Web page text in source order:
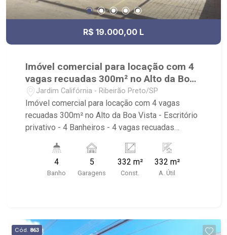
R$ 19.000,00 L
Imóvel comercial para locação com 4
vagas recuadas 300m² no Alto da Boa
Vista
Jardim Califórnia - Ribeirão Preto/SP
Imóvel comercial para locação com 4 vagas
recuadas 300m² no Alto da Boa Vista - Escritório
privativo - 4 Banheiros - 4 vagas recuadas
de lojas Apogeo
4
Banho
5
Garagens
332 m²
Const.
332 m²
A. Útil
Cód. 863